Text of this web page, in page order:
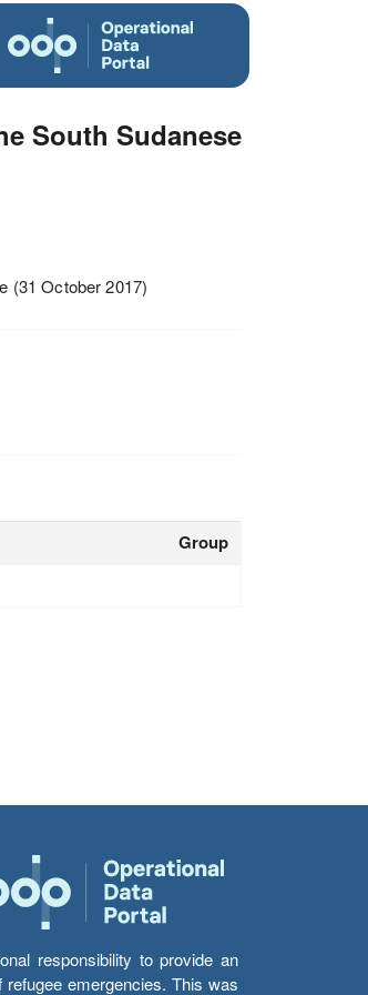
South Sudanese
(31 October 2017)
Group
responsibility to provide an
emergencies. This was